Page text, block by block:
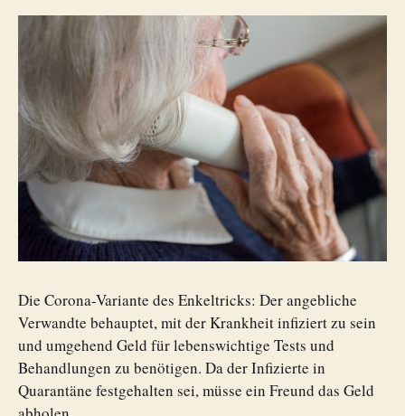
Die Corona-Variante des Enkeltricks: Der angebliche
Verwandte behauptet, mit der Krankheit infiziert zu sein
und umgehend Geld für lebenswichtige Tests und
Behandlungen zu benötigen. Da der Infizierte in
Quarantäne festgehalten sei, müsse ein Freund das Geld